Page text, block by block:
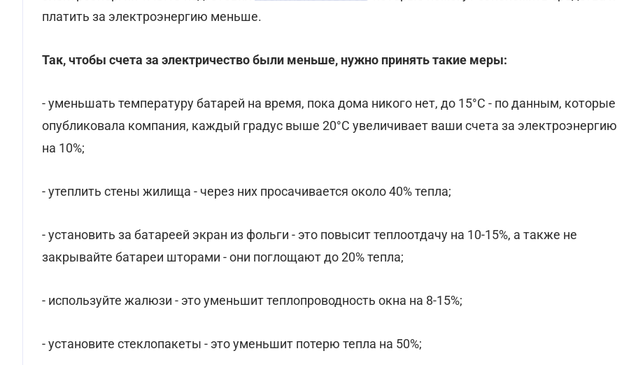
платить за электроэнергию меньше.
Так, чтобы счета за электричество были меньше, нужно принять такие меры:
- уменьшать температуру батарей на время, пока дома никого нет, до 15°С - по данным, которые
опубликовала компания, каждый градус выше 20°С увеличивает ваши счета за электроэнергию
на 10%;
- утеплить стены жилища - через них просачивается около 40% тепла;
- установить за батареей экран из фольги - это повысит теплоотдачу на 10-15%, а также не
закрывайте батареи шторами - они поглощают до 20% тепла;
- используйте жалюзи - это уменьшит теплопроводность окна на 8-15%;
- установите стеклопакеты - это уменьшит потерю тепла на 50%;